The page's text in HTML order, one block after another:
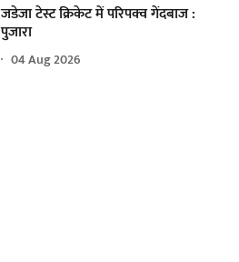
जडेजा टेस्ट क्रिकेट में परिपक्व गेंदबाज :
पुजारा
04 Aug 2026